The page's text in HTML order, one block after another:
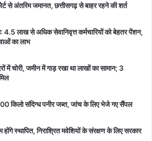
से अंतरिम जमानत, छत्तीसगढ़ से बाहर रहने की शर्त
4.5 लाख से अधिक सेवानिवृत्त कर्मचारियों को बेहतर पेंशन,
का लाभ
में चोरी, जमीन में गाड़ रखा था लाखों का सामान; 3
किलो संदिग्ध पनीर जब्त, जांच के लिए भेजे गए सैंपल
स्थापित, निराश्रित मवेशियों के संरक्षण के लिए सरकार